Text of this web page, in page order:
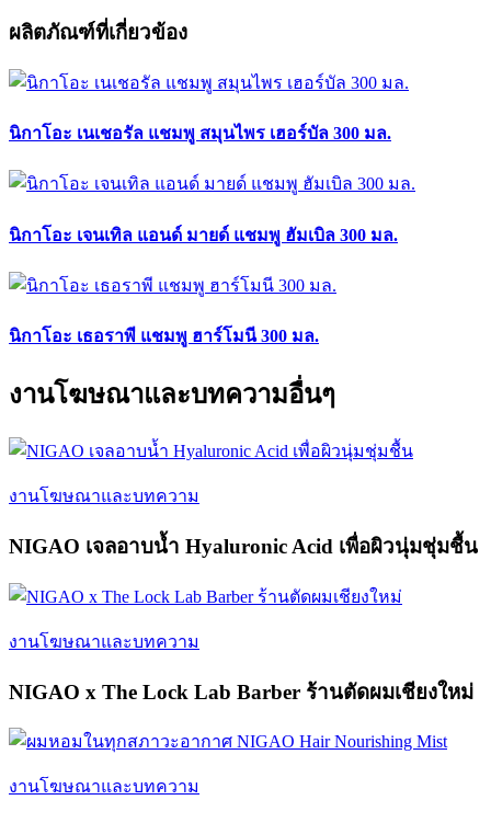
ผลิตภัณฑ์ที่เกี่ยวข้อง
นิกาโอะ เนเชอรัล แชมพู สมุนไพร เฮอร์บัล 300 มล.
นิกาโอะ เจนเทิล แอนด์ มายด์ แชมพู ฮัมเบิล 300 มล.
นิกาโอะ เธอราพี แชมพู ฮาร์โมนี 300 มล.
งานโฆษณาและบทความอื่นๆ
งานโฆษณาและบทความ
NIGAO เจลอาบน้ำ Hyaluronic Acid เพื่อผิวนุ่มชุ่มชื้น
งานโฆษณาและบทความ
NIGAO x The Lock Lab Barber ร้านตัดผมเชียงใหม่
งานโฆษณาและบทความ